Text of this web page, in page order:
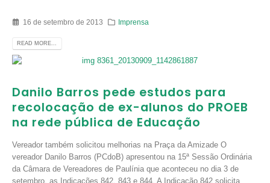
16 de setembro de 2013 Imprensa
READ MORE...
Danilo Barros pede estudos para
recolocação de ex-alunos do PROEB
na rede pública de Educação
Vereador também solicitou melhorias na Praça da Amizade O
vereador Danilo Barros (PCdoB) apresentou na 15ª Sessão Ordinária
da Câmara de Vereadores de Paulínia que aconteceu no dia 3 de
setembro, as Indicações 842, 843 e 844. A Indicação 842 solicita